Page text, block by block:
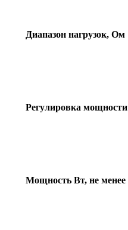
Диапазон нагрузок, Ом
Регулировка мощности
Мощность Вт, не менее